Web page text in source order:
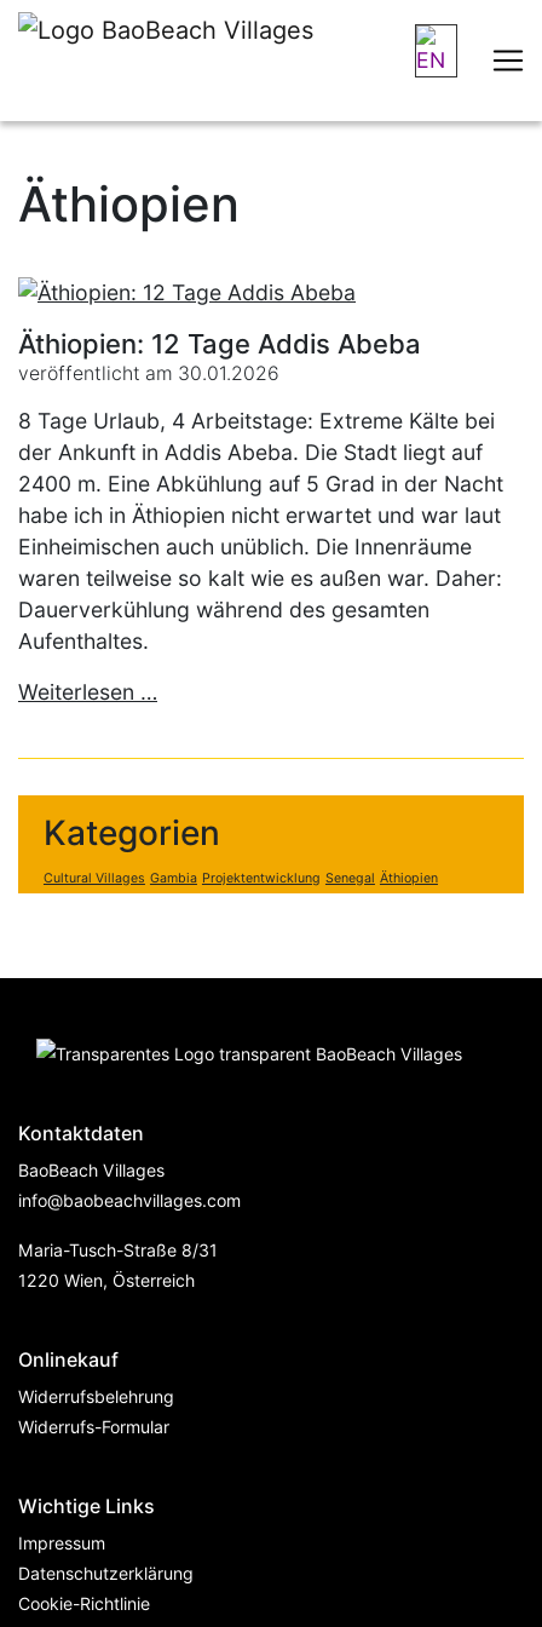
Äthiopien
Äthiopien: 12 Tage Addis Abeba
veröffentlicht am 30.01.2026
8 Tage Urlaub, 4 Arbeitstage: Extreme Kälte bei
der Ankunft in Addis Abeba. Die Stadt liegt auf
2400 m. Eine Abkühlung auf 5 Grad in der Nacht
habe ich in Äthiopien nicht erwartet und war laut
Einheimischen auch unüblich. Die Innenräume
waren teilweise so kalt wie es außen war. Daher:
Dauerverkühlung während des gesamten
Aufenthaltes.
Weiterlesen …
Kategorien
Cultural Villages Gambia Projektentwicklung Senegal Äthiopien
Kontaktdaten
BaoBeach Villages
info@baobeachvillages.com
Maria-Tusch-Straße 8/31
1220 Wien, Österreich
Onlinekauf
Widerrufsbelehrung
Widerrufs-Formular
Wichtige Links
Impressum
Datenschutzerklärung
Cookie-Richtlinie